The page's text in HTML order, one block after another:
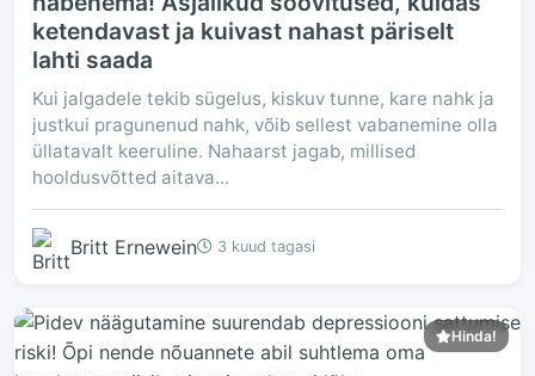
ketendavast ja kuivast nahast päriselt
lahti saada
Kui jalgadele tekib sügelus, kiskuv tunne, kare nahk ja
justkui pragunenud nahk, võib sellest vabanemine olla
üllatavalt keeruline. Nahaarst jagab, millised
hooldusvõtted aitava...
Britt Ernewein 3 kuud tagasi
Hinda!